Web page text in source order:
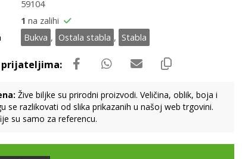
59104
1 na zalihi
Bukva , Ostala stabla , Stabla
Žive biljke su prirodni proizvodi. Veličina, oblik, boja i
se razlikovati od slika prikazanih u našoj web trgovini.
su samo za referencu.